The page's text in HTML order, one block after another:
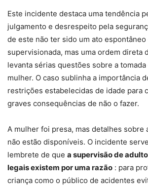
Este incidente destaca uma tendência
julgamento e desrespeito pela
de este não ter sido um ato
supervisionada, mas uma ordem direta
levanta sérias questões sobre a
mulher. O caso sublinha a importância
restrições estabelecidas de idade para
graves consequências de não o fazer.
A mulher foi presa, mas detalhes sobre
não estão disponíveis. O incidente
lembrete de que a supervisão de
legais existem por uma razão : para
criança como o público de acidentes